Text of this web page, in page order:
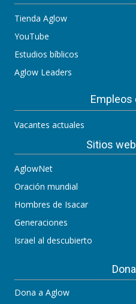
Tienda Aglow
YouTube
Estudios bíblicos
Aglow Leaders
Empleos
Vacantes actuales
Sitios
AglowNet
Oración mundial
Hombres de Isacar
Generaciones
Israel al descubierto
Dona a Aglow